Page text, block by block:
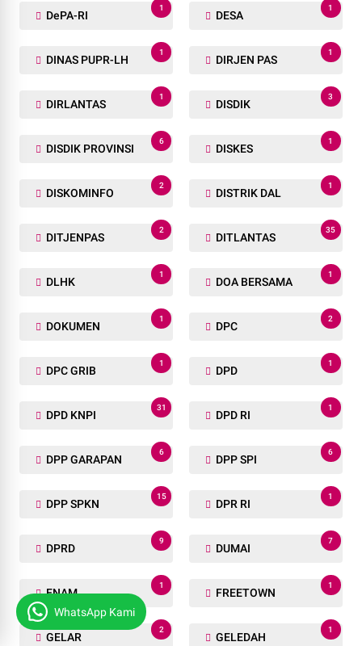
DePA-RI
1
DESA
1
DINAS PUPR-LH
1
DIRJEN PAS
1
DIRLANTAS
1
DISDIK
3
DISDIK PROVINSI
6
DISKES
1
DISKOMINFO
2
DISTRIK DAL
1
DITJENPAS
2
DITLANTAS
35
DLHK
1
DOA BERSAMA
1
DOKUMEN
1
DPC
2
DPC GRIB
1
DPD
1
DPD KNPI
31
DPD RI
1
DPP GARAPAN
6
DPP SPI
6
DPP SPKN
15
DPR RI
1
DPRD
9
DUMAI
7
ENAM
1
FREETOWN
1
GELAR
2
GELEDAH
1
WhatsApp Kami